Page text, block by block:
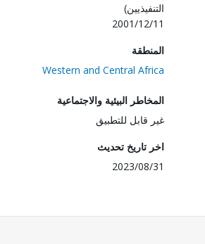
التنفيذيين)
2001/12/11
المنطقة
Western and Central Africa
المخاطر البيئية والاجتماعية
غير قابل للتطبيق
اخر تاريخ تحديث
2023/08/31